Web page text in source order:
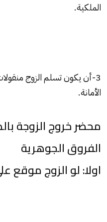
الملكية.
3-أن يكون تسلم الزوج
الأمانة.
محضر خروج الزوجة
الفروق الجوهرية
اولا: لو الزوج موقع